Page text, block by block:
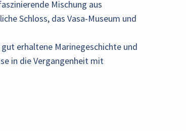
Mischung aus
Schloss, das Vasa-Museum und
erhaltene Marinegeschichte und
in die Vergangenheit mit